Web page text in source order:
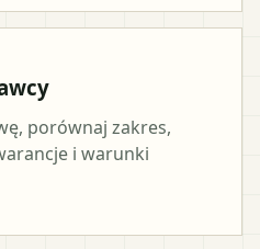
porównaj zakres,
i warunki